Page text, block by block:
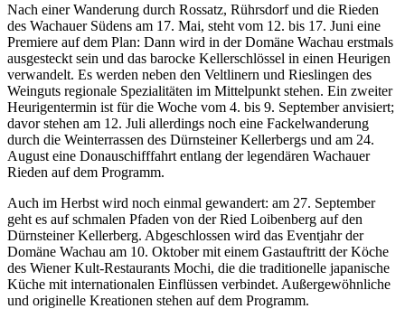
Nach einer Wanderung durch Rossatz, Rührsdorf und die Rieden
des Wachauer Südens am 17. Mai, steht vom 12. bis 17. Juni eine
Premiere auf dem Plan: Dann wird in der Domäne Wachau erstmals
ausgesteckt sein und das barocke Kellerschlössel in einen Heurigen
verwandelt. Es werden neben den Veltlinern und Rieslingen des
Weinguts regionale Spezialitäten im Mittelpunkt stehen. Ein zweiter
Heurigentermin ist für die Woche vom 4. bis 9. September anvisiert;
davor stehen am 12. Juli allerdings noch eine Fackelwanderung
durch die Weinterrassen des Dürnsteiner Kellerbergs und am 24.
August eine Donauschifffahrt entlang der legendären Wachauer
Rieden auf dem Programm.
Auch im Herbst wird noch einmal gewandert: am 27. September
geht es auf schmalen Pfaden von der Ried Loibenberg auf den
Dürnsteiner Kellerberg. Abgeschlossen wird das Eventjahr der
Domäne Wachau am 10. Oktober mit einem Gastauftritt der Köche
des Wiener Kult-Restaurants Mochi, die die traditionelle japanische
Küche mit internationalen Einflüssen verbindet. Außergewöhnliche
und originelle Kreationen stehen auf dem Programm.